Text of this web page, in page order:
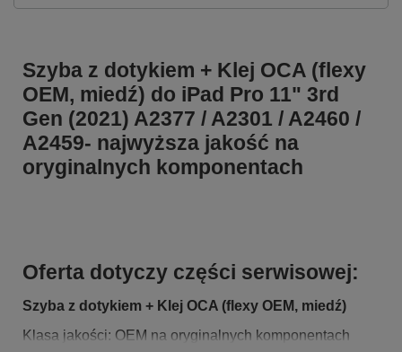
Szyba z dotykiem + Klej OCA (flexy
OEM, miedź) do iPad Pro 11" 3rd
Gen (2021) A2377 / A2301 / A2460 /
A2459- najwyższa jakość na
oryginalnych komponentach
Oferta dotyczy części serwisowej:
Szyba z dotykiem + Klej OCA (flexy OEM, miedź)
Klasa jakości: OEM na oryginalnych komponentach